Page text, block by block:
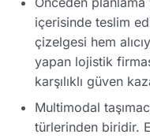
içerisinde teslim
çizelgesi hem
yapan lojistik
karşılıklı güven
Multimodal
türlerinden biridir.